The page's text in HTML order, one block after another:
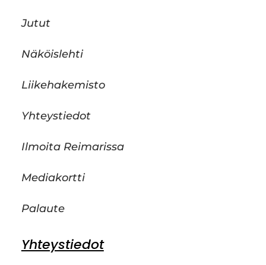
Jutut
Näköislehti
Liikehakemisto
Yhteystiedot
Ilmoita Reimarissa
Mediakortti
Palaute
Yhteystiedot